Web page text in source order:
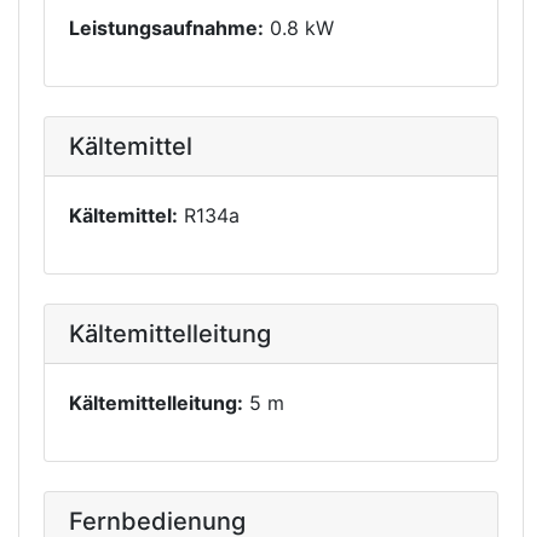
Leistungsaufnahme: 0.8 kW
Kältemittel
Kältemittel: R134a
Kältemittelleitung
Kältemittelleitung: 5 m
Fernbedienung